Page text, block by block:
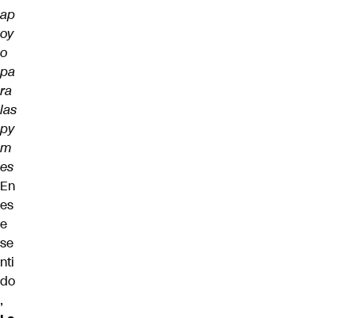
ap
oy
o
pa
ra
las
py
m
es
En
es
e
se
nti
do
,